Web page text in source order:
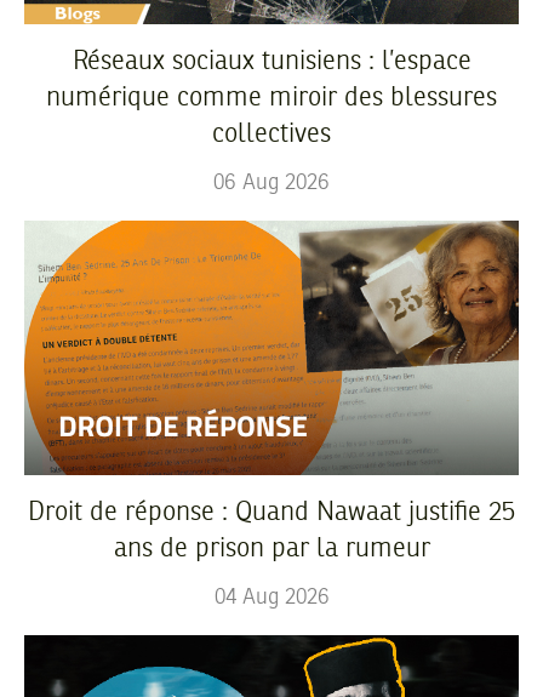
Réseaux sociaux tunisiens : l’espace
numérique comme miroir des blessures
collectives
06 Aug 2026
Droit de réponse : Quand Nawaat justifie 25
ans de prison par la rumeur
04 Aug 2026